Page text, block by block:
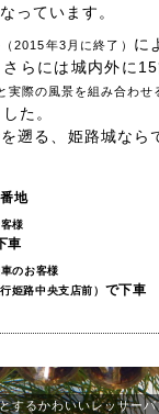
っています。
（2015年3月に終了）
に
らには城内外に
実際の風景を組み合わ
た。
遡る、姫路城なら
地
様
車
のお客様
姫路中央支店前） で下車
するかわいいレッサー